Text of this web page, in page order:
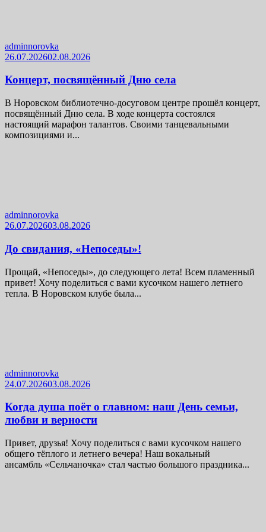
adminnorovka
26.07.202602.08.2026
Концерт, посвящённый Дню села
В Норовском библиотечно-досуговом центре прошёл концерт,
посвящённый Дню села. В ходе концерта состоялся
настоящий марафон талантов. Своими танцевальными
композициями и...
adminnorovka
26.07.202603.08.2026
До свидания, «Непоседы»!
Прощай, «Непоседы», до следующего лета! Всем пламенный
привет! Хочу поделиться с вами кусочком нашего летнего
тепла. В Норовском клубе была...
adminnorovka
24.07.202603.08.2026
Когда душа поёт о главном: наш День семьи,
любви и верности
Привет, друзья! Хочу поделиться с вами кусочком нашего
общего тёплого и летнего вечера! Наш вокальный
ансамбль «Сельчаночка» стал частью большого праздника...